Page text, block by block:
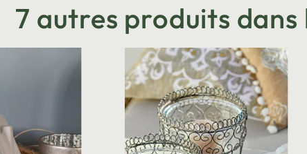
7 autres produits